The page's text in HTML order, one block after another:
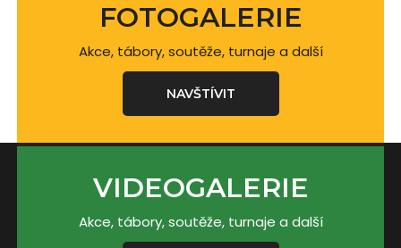
FOTOGALERIE
Akce, tábory, soutěže, turnaje a další
NAVŠTÍVIT
VIDEOGALERIE
Akce, tábory, soutěže, turnaje a další